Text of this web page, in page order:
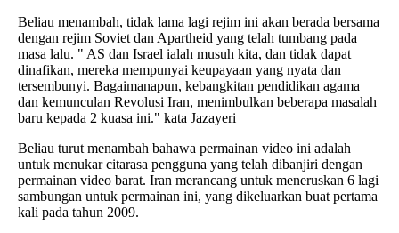
Beliau menambah, tidak lama lagi rejim ini akan berada bersama
dengan rejim Soviet dan Apartheid yang telah tumbang pada
masa lalu. " AS dan Israel ialah musuh kita, dan tidak dapat
dinafikan, mereka mempunyai keupayaan yang nyata dan
tersembunyi. Bagaimanapun, kebangkitan pendidikan agama
dan kemunculan Revolusi Iran, menimbulkan beberapa masalah
baru kepada 2 kuasa ini." kata Jazayeri
Beliau turut menambah bahawa permainan video ini adalah
untuk menukar citarasa pengguna yang telah dibanjiri dengan
permainan video barat. Iran merancang untuk meneruskan 6 lagi
sambungan untuk permainan ini, yang dikeluarkan buat pertama
kali pada tahun 2009.